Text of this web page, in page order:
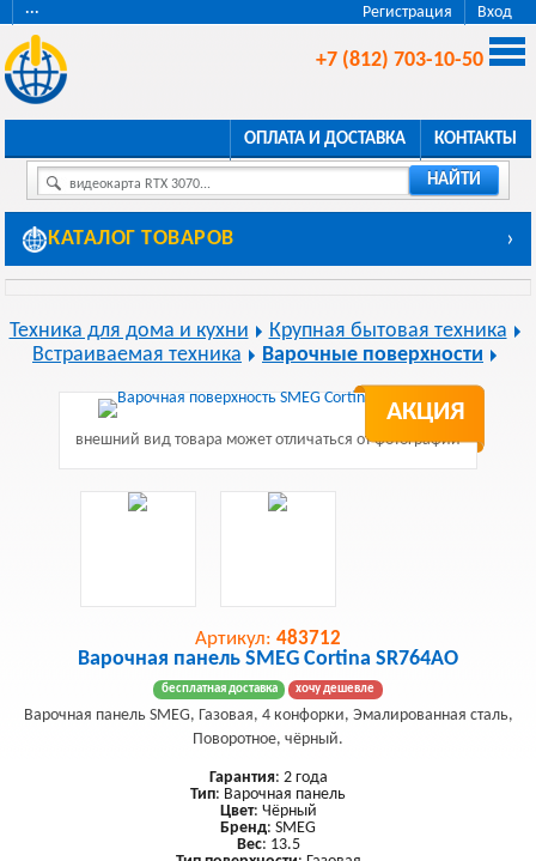
Регистрация Вход
···
+7 (812) 703-10-50
ОПЛАТА И ДОСТАВКА КОНТАКТЫ
видеокарта RTX 3070... НАЙТИ
КАТАЛОГ ТОВАРОВ ›
Техника для дома и кухни
Крупная бытовая техника
Встраиваемая техника
Варочные поверхности
АКЦИЯ
внешний вид товара может отличаться от фотографии
Артикул: 483712
Варочная панель SMEG Cortina SR764AO
бесплатная доставка хочу дешевле
Варочная панель SMEG, Газовая, 4 конфорки, Эмалированная сталь,
Поворотное, чёрный.
Гарантия: 2 года
Тип: Варочная панель
Цвет: Чёрный
Бренд: SMEG
Вес: 13.5